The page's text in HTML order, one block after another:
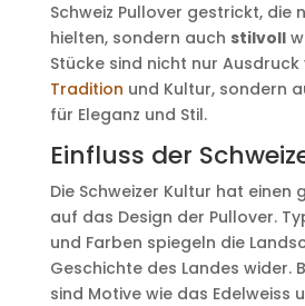
Schweiz Pullover gestrickt, die
hielten, sondern auch stilvoll
Stücke sind nicht nur Ausdruck
Tradition und Kultur, sondern
für Eleganz und Stil.
Einfluss der
Die Schweizer Kultur hat einen
auf das Design der Pullover.
und Farben spiegeln die
Geschichte des Landes wider.
sind Motive wie das Edelweiss